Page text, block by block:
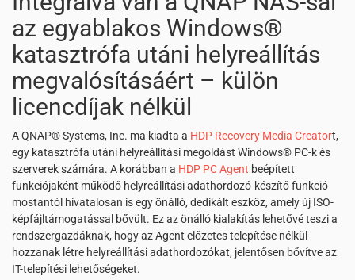
az egyablakos Windows®
katasztrófa utáni helyreállítás
megvalósításáért – külön
licencdíjak nélkül
A QNAP® Systems, Inc. ma kiadta a HDP Recovery Media Creatort,
egy katasztrófa utáni helyreállítási megoldást Windows® PC-k és
szerverek számára. A korábban a HDP PC Agent beépített
funkciójaként működő helyreállítási adathordozó-készítő funkció
mostantól hivatalosan is egy önálló, dedikált eszköz, amely új ISO-
képfájltámogatással bővült. Ez az önálló kialakítás lehetővé teszi a
rendszergazdáknak, hogy az Agent előzetes telepítése nélkül
hozzanak létre helyreállítási adathordozókat, jelentősen bővítve az
IT-telepítési lehetőségeket.